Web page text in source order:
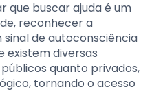
que buscar ajuda é um
reconhecer a
sinal de autoconsciência
existem diversas
quanto privados,
tornando o acesso